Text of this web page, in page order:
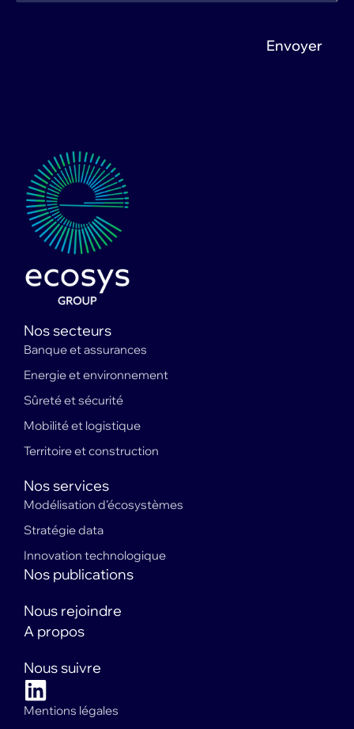
Envoyer
Nos secteurs
Banque et assurances
Energie et environnement
Sûreté et sécurité
Mobilité et logistique
Territoire et construction
Nos services
Modélisation d’écosystèmes
Stratégie data
Innovation technologique
Nos publications
Nous rejoindre
A propos
Nous suivre
Mentions légales